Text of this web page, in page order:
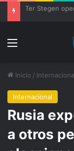
Menu
Inicio /
Internacional
Rusia
a otros